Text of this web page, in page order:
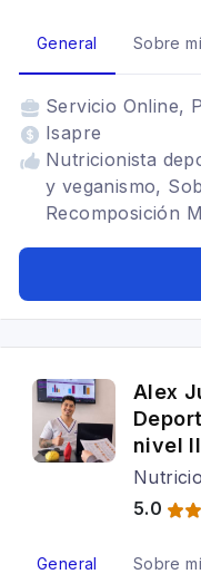
General Sobre mí
Servicio Online,
Isapre
Nutricionista
y veganismo,
Recomposición
Embarazadas/
Alex
nivel II
5.0
General Sobre mí